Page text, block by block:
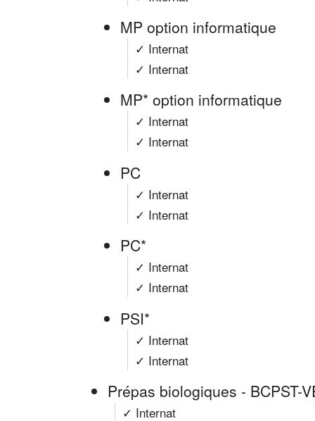
MP option informatique
✓ Internat
✓ Internat
MP* option informatique
✓ Internat
✓ Internat
PC
✓ Internat
✓ Internat
PC*
✓ Internat
✓ Internat
PSI*
✓ Internat
✓ Internat
Prépas biologiques - BCPST-
✓ Internat